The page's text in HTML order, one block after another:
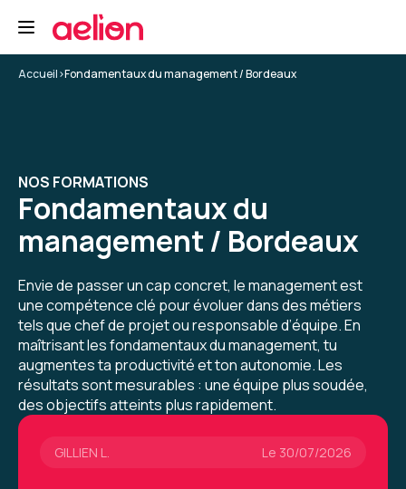
Accueil>Fondamentaux du management / Bordeaux
NOS FORMATIONS
Fondamentaux du
management / Bordeaux
Envie de passer un cap concret, le management est
une compétence clé pour évoluer dans des métiers
tels que chef de projet ou responsable d’équipe. En
maîtrisant les fondamentaux du management, tu
augmentes ta productivité et ton autonomie. Les
résultats sont mesurables : une équipe plus soudée,
des objectifs atteints plus rapidement.
constructifs. J'aurais cependant aimé un
meilleur équilibre entre les discussions et les
apports théoriques, afin de repartir avec
davantage de bases et d'outils concrets.
Marie-Cécile H.
5
Formation complète, support et contenu
intéressant. Temps d'échange vs jeux de rôles
vs information équilibrés.
Formation : S'approprier le rôle de manager : outils et
méthodes
GILLIEN L. Le 30/07/2026